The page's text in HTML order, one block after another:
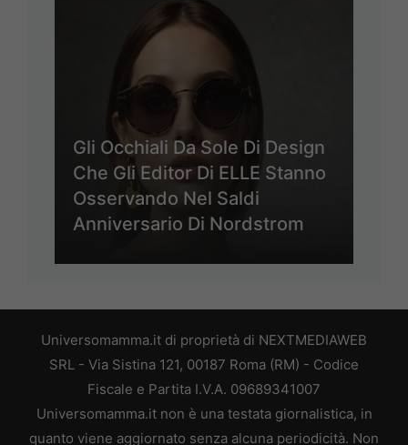
Gli Occhiali Da Sole Di Design
Che Gli Editor Di ELLE Stanno
Osservando Nel Saldi
Anniversario Di Nordstrom
Universomamma.it di proprietà di NEXTMEDIAWEB
SRL - Via Sistina 121, 00187 Roma (RM) - Codice
Fiscale e Partita I.V.A. 09689341007
Universomamma.it non è una testata giornalistica, in
quanto viene aggiornato senza alcuna periodicità. Non